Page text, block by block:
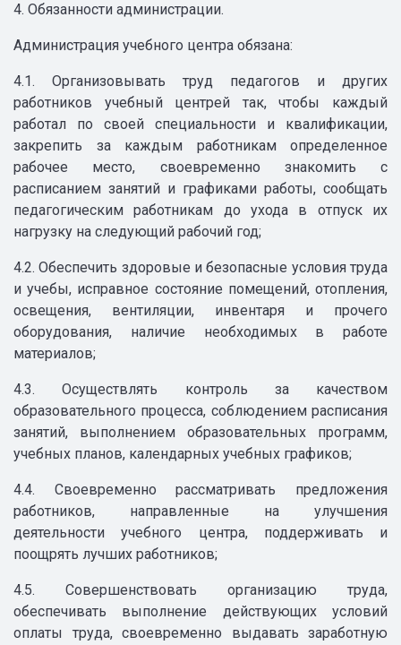
4. Обязанности администрации.
Администрация учебного центра обязана:
4.1. Организовывать труд педагогов и других
работников учебный центрей так, чтобы каждый
работал по своей специальности и квалификации,
закрепить за каждым работникам определенное
рабочее место, своевременно знакомить с
расписанием занятий и графиками работы, сообщать
педагогическим работникам до ухода в отпуск их
нагрузку на следующий рабочий год;
4.2. Обеспечить здоровые и безопасные условия труда
и учебы, исправное состояние помещений, отопления,
освещения, вентиляции, инвентаря и прочего
оборудования, наличие необходимых в работе
материалов;
4.3. Осуществлять контроль за качеством
образовательного процесса, соблюдением расписания
занятий, выполнением образовательных программ,
учебных планов, календарных учебных графиков;
4.4. Своевременно рассматривать предложения
работников, направленные на улучшения
деятельности учебного центра, поддерживать и
поощрять лучших работников;
4.5. Совершенствовать организацию труда,
обеспечивать выполнение действующих условий
оплаты труда, своевременно выдавать заработную